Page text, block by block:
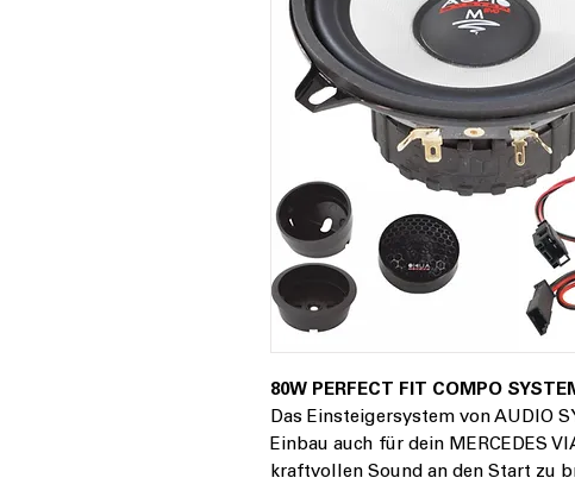
80W PERFECT FIT COMPO
Das Einsteigersystem von AUDIO
Einbau auch für dein MERCEDES
kraftvollen Sound an den Start zu